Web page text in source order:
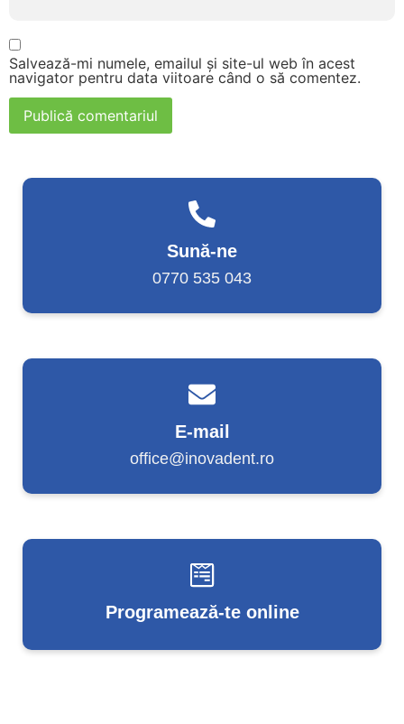
Salvează-mi numele, emailul și site-ul web în acest
navigator pentru data viitoare când o să comentez.
Sună-ne
0770 535 043
E-mail
office@inovadent.ro
Programează-te online